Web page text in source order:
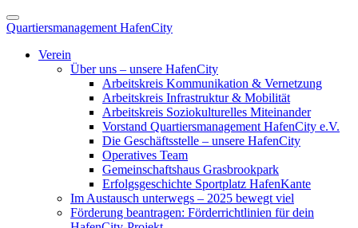
Quartiersmanagement HafenCity
Verein
Über uns – unsere HafenCity
Arbeitskreis Kommunikation & Vernetzung
Arbeitskreis Infrastruktur & Mobilität
Arbeitskreis Soziokulturelles Miteinander
Vorstand Quartiersmanagement HafenCity e.V.
Die Geschäftsstelle – unsere HafenCity
Operatives Team
Gemeinschaftshaus Grasbrookpark
Erfolgsgeschichte Sportplatz HafenKante
Im Austausch unterwegs – 2025 bewegt viel
Förderung beantragen: Förderrichtlinien für dein